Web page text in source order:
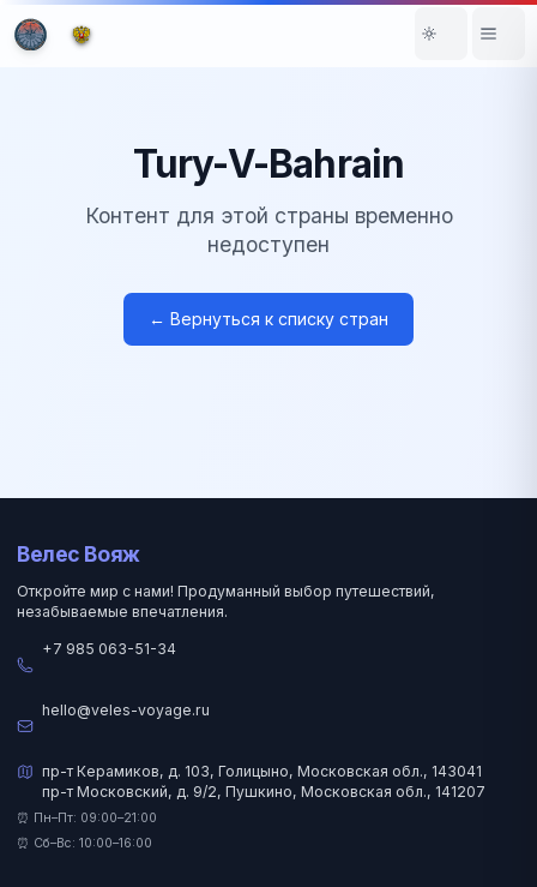
Tury-V-Bahrain
Контент для этой страны временно
недоступен
← Вернуться к списку стран
Велес Вояж
Откройте мир с нами! Продуманный выбор путешествий,
незабываемые впечатления.
+7 985 063-51-34
hello@veles-voyage.ru
пр-т Керамиков, д. 103, Голицыно, Московская обл., 143041
пр-т Московский, д. 9/2, Пушкино, Московская обл., 141207
⏰ Пн–Пт: 09:00–21:00
⏰ Сб–Вс: 10:00–16:00